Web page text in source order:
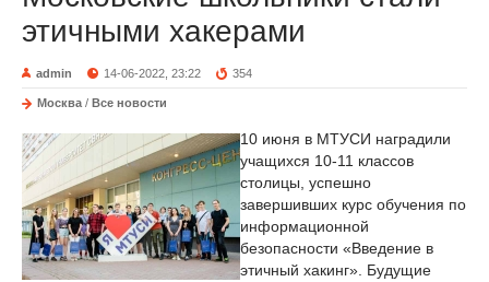
этичными хакерами
admin 14-06-2022, 23:22 354
Москва / Все новости
10 июня в МТУСИ наградили
учащихся 10-11 классов
столицы, успешно
завершивших курс обучения по
информационной
безопасности «Введение в
этичный хакинг». Будущие